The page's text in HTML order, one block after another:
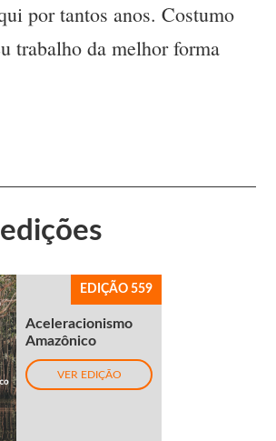
por tantos anos. Costumo
trabalho da melhor forma
EDIÇÃO 559
Aceleracionismo
Amazônico
VER EDIÇÃO